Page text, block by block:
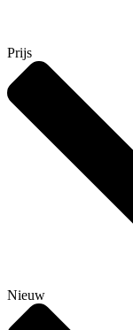
Prijs
Nieuw